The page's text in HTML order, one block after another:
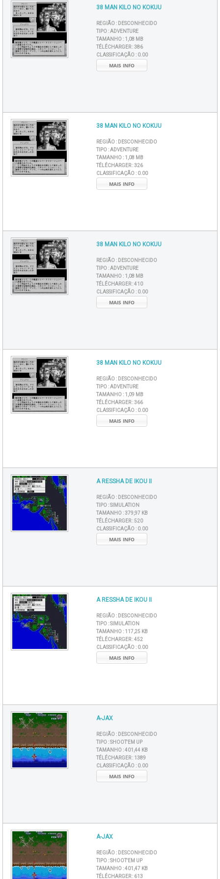
38 MAN KILO NO KOKUU
REGIÃO : DESCONHECIDO
TIPO :ADVENTURE
TAMANHO : 1,08 MB
TÉLÉCHARGER :386
CLASSIFICAÇÃO : 0.00
MAIS INFO
38 MAN KILO NO KOKUU
REGIÃO : DESCONHECIDO
TIPO :ADVENTURE
TAMANHO : 1,08 MB
TÉLÉCHARGER :326
CLASSIFICAÇÃO : 0.00
MAIS INFO
38 MAN KILO NO KOKUU
REGIÃO : DESCONHECIDO
TIPO :ADVENTURE
TAMANHO : 1,08 MB
TÉLÉCHARGER :410
CLASSIFICAÇÃO : 0.00
MAIS INFO
38 MAN KILO NO KOKUU
REGIÃO : DESCONHECIDO
TIPO :ADVENTURE
TAMANHO : 1,09 MB
TÉLÉCHARGER :366
CLASSIFICAÇÃO : 0.00
MAIS INFO
A RESSHA DE IKOU II
REGIÃO : DESCONHECIDO
TIPO :SIMULATION
TAMANHO :379,97 KB
TÉLÉCHARGER :520
CLASSIFICAÇÃO : 0.00
MAIS INFO
A RESSHA DE IKOU II
REGIÃO : DESCONHECIDO
TIPO :SIMULATION
TAMANHO : 117,25 KB
TÉLÉCHARGER :452
CLASSIFICAÇÃO : 0.00
MAIS INFO
A-JAX
REGIÃO : DESCONHECIDO
TIPO :SHOOT'EM UP
TAMANHO :401,44 KB
TÉLÉCHARGER : 1389
CLASSIFICAÇÃO : 0.00
MAIS INFO
A-JAX
REGIÃO : DESCONHECIDO
TIPO :SHOOT'EM UP
TAMANHO :401,47 KB
TÉLÉCHARGER : 613